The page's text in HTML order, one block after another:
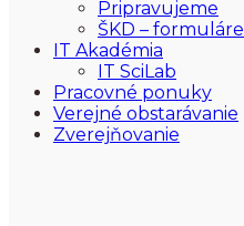
Pripravujeme
ŠKD – formuláre
IT Akadémia
IT SciLab
Pracovné ponuky
Verejné obstarávanie
Zverejňovanie